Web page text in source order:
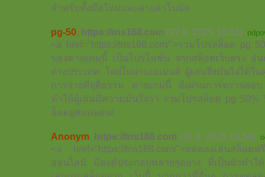
สำหรับทั้งมือใหม่และสายล่าโบนัส
pg-50, https://tns168.com (27.8. 2025 16:53)
<a href="https://tns168.com/">รวมโปรสล็อต pg
ของค่ายเกมนี้ เป็นโปรโมชั่น จากสล็อตเว็บตรง อั
ต่างประเทศ โดยไม่ผ่านเอเย่นต์ ผู้เล่นจึงมั่นใจได้
การจ่ายที่ยุติธรรม ค่ายเกมนี้ ยังผ่านการตรวจสอ
ทำให้ผู้เล่นมีความมั่นใจว่า รวมโปรสล็อต pg 50%
ล็อคยูสแน่นอน!
Anonym, https://tns168.com (26.8. 2025 10:54)
<a href="https://tns168.com/">ทดลองเล่นสล็อต
ออนไลน์ มีองค์ประกอบหลายๆอย่าง ที่เป็นตัวทำใ